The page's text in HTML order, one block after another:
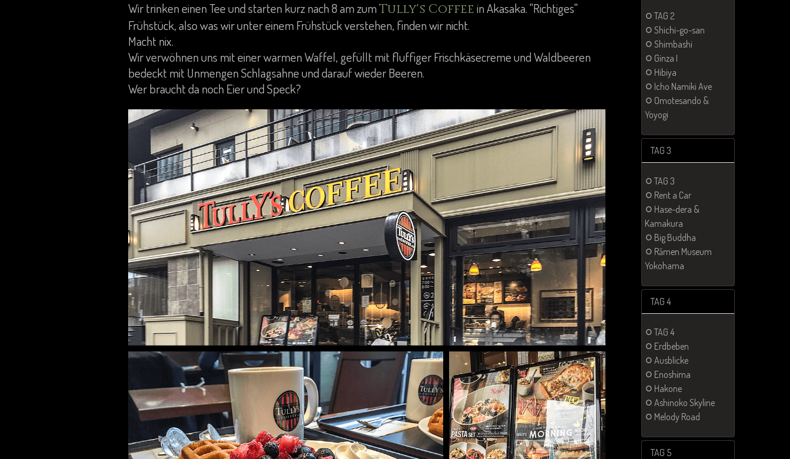
Wir trinken einen Tee und starten kurz nach 8 am zumTully's Coffeein Akasaka. "Richtiges"
Frühstück, also was wir unter einem Frühstück verstehen, finden wir nicht.
Macht nix.
Wir verwöhnen uns mit einer warmen Waffel, gefüllt mit fluffiger Frischkäsecreme und Waldbeeren
bedeckt mit Unmengen Schlagsahne und darauf wieder Beeren.
Wer braucht da noch Eier und Speck?
TAG 2
Shichi-go-san
Shimbashi
Ginza I
Hibiya
Icho Namiki Ave
Omotesando &
Yoyogi
TAG 3
TAG 3
Rent a Car
Hase-dera &
Kamakura
Big Buddha
Rāmen Museum
Yokohama
TAG 4
TAG 4
Erdbeben
Ausblicke
Enoshima
Hakone
Ashinoko Skyline
Melody Road
TAG 5